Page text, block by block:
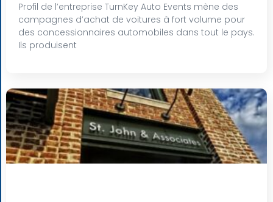
Profil de l’entreprise TurnKey Auto Events mène des
campagnes d’achat de voitures à fort volume pour
des concessionnaires automobiles dans tout le pays.
Ils produisent